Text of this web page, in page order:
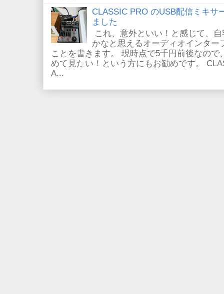
CLASSIC PRO のUSB配信ミキサ
ました
これ、意外といい！と感じて、
かなと思えるオーディオインタ
ことを書きます。 現時点で5千円前後なの
めて見たい！という方にもお勧めです。
A...